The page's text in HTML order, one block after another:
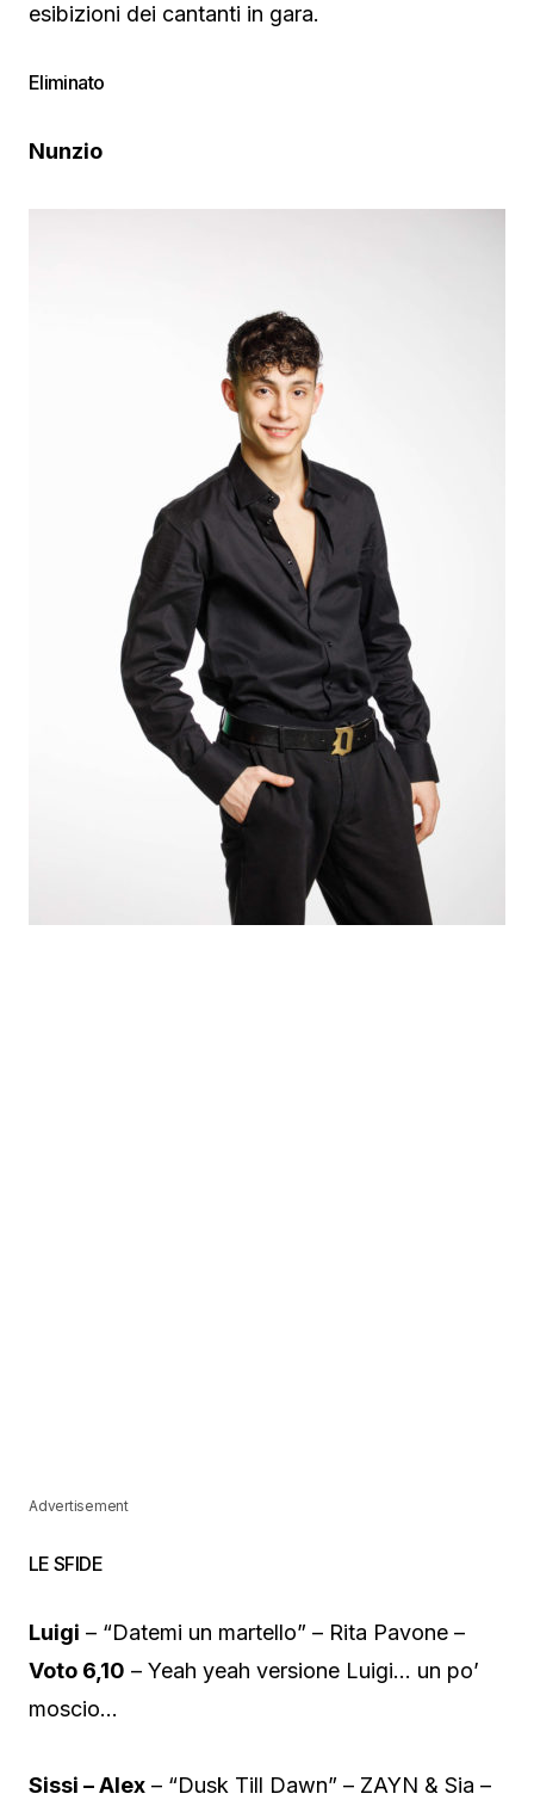
esibizioni dei cantanti in gara.
Eliminato
Nunzio
Advertisement
LE SFIDE
Luigi – “Datemi un martello” – Rita Pavone –
Voto 6,10 – Yeah yeah versione Luigi… un po’
moscio…
Sissi – Alex – “Dusk Till Dawn” – ZAYN & Sia –